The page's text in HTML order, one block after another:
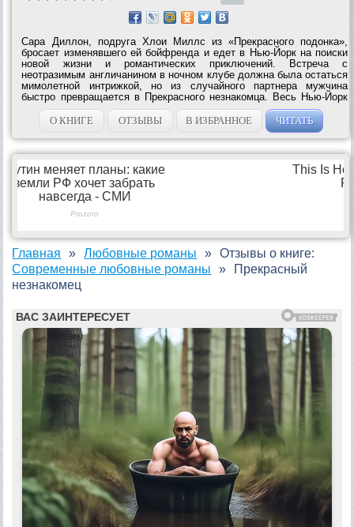
Сара Диллон, подруга Хлои Миллс из «Прекрасного подонка»,
бросает изменявшего ей бойфренда и едет в Нью-Йорк на поиски
новой жизни и романтических приключений. Встреча с
неотразимым англичанином в ночном клубе должна была остаться
мимолетной интрижкой, но из случайного партнера мужчина
быстро превращается в Прекрасного незнакомца. Весь Нью-Йорк
знает, что Макс Стелла, мягко говоря, не отличается
постоянством в любовных делах. Но...
О КНИГЕ ОТЗЫВЫ В ИЗБРАННОЕ ЧИТАТЬ
Главная
Любовные романы
Современные любовные романы
Отзывы о книге:
Прекрасный
незнакомец